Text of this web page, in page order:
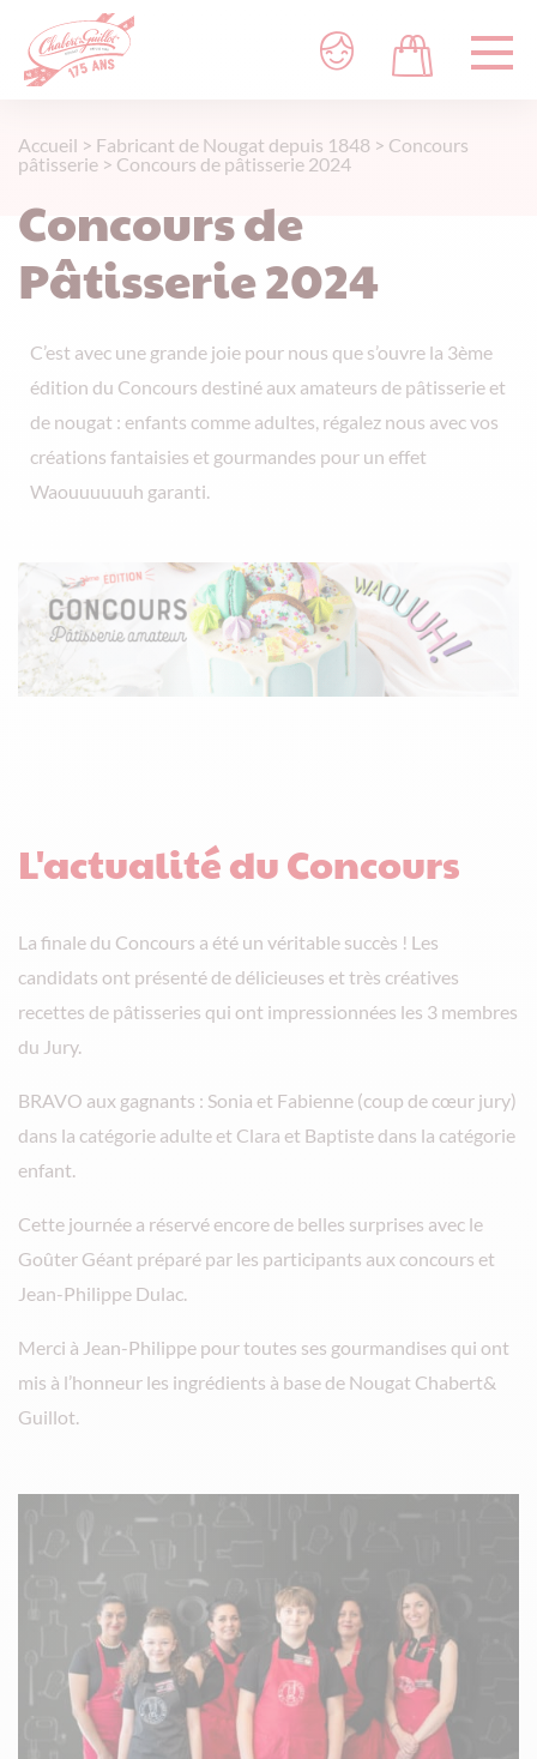
Accueil > Fabricant de Nougat depuis 1848 > Concours
pâtisserie > Concours de pâtisserie 2024
Concours de
Pâtisserie 2024
C’est avec une grande joie pour nous que s’ouvre la 3ème
édition du Concours destiné aux amateurs de pâtisserie et
de nougat : enfants comme adultes, régalez nous avec vos
créations fantaisies et gourmandes pour un effet
Waouuuuuuh garanti.
L'actualité du Concours
La finale du Concours a été un véritable succès ! Les
candidats ont présenté de délicieuses et très créatives
recettes de pâtisseries qui ont impressionnées les 3 membres
du Jury.
BRAVO aux gagnants : Sonia et Fabienne (coup de cœur jury)
dans la catégorie adulte et Clara et Baptiste dans la catégorie
enfant.
Cette journée a réservé encore de belles surprises avec le
Goûter Géant préparé par les participants aux concours et
Jean-Philippe Dulac.
Merci à Jean-Philippe pour toutes ses gourmandises qui ont
mis à l’honneur les ingrédients à base de Nougat Chabert&
Guillot.